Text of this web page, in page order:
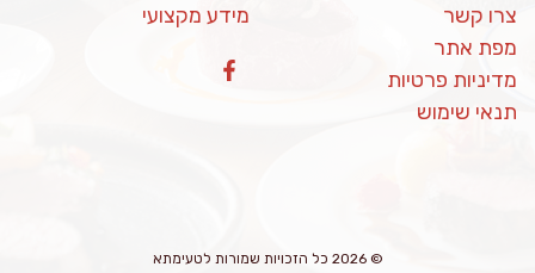
צרו קשר
מפת אתר
מדיניות פרטיות
תנאי שימוש
מידע מקצועי
© 2026 כל הזכויות שמורות לטעימתא